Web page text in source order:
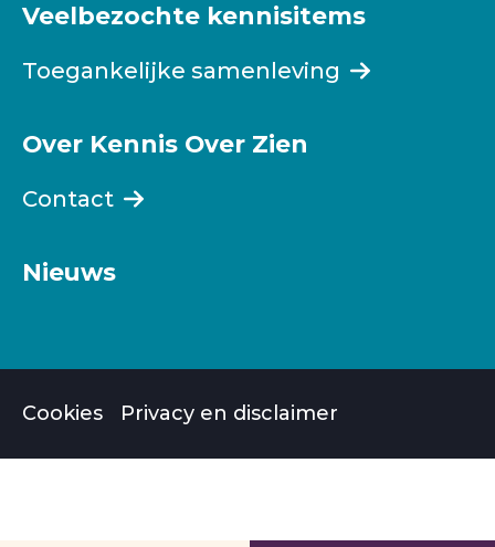
Veelbezochte kennisitems
Toegankelijke samenleving
Over Kennis Over Zien
Contact
Nieuws
Cookies Privacy en disclaimer